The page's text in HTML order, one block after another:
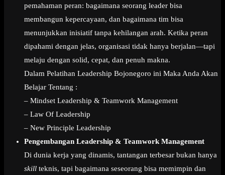
pemahaman peran: bagaimana seorang leader bisa
membangun kepercayaan, dan bagaimana tim bisa
menunjukkan inisiatif tanpa kehilangan arah. Ketika peran
dipahami dengan jelas, organisasi tidak hanya berjalan—tapi
melaju dengan solid, cepat, dan penuh makna.
Dalam Pelatihan Leadership Bojonegoro ini Maka Anda Akan
Belajar Tentang :
– Mindset Leadership & Teamwork Management
– Law Of Leadership
– New Principle Leadership
Pengembangan Leadership & Teamwork Management
Di dunia kerja yang dinamis, tantangan terbesar bukan hanya
skill teknis, tapi bagaimana seseorang bisa memimpin dan